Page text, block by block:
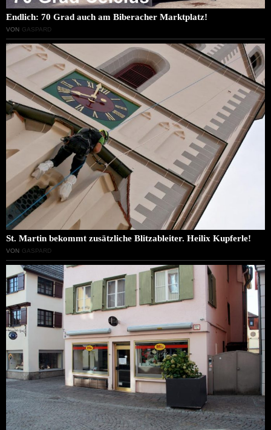
Endlich: 70 Grad auch am Biberacher Marktplatz!
VON GASPARD
St. Martin bekommt zusätzliche Blitzableiter. Heilix Kupferle!
VON GASPARD